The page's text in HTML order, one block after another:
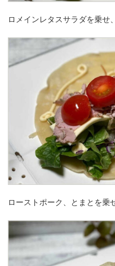
ロメインレタスサラダを乗せ
ローストポーク、とまとを乗